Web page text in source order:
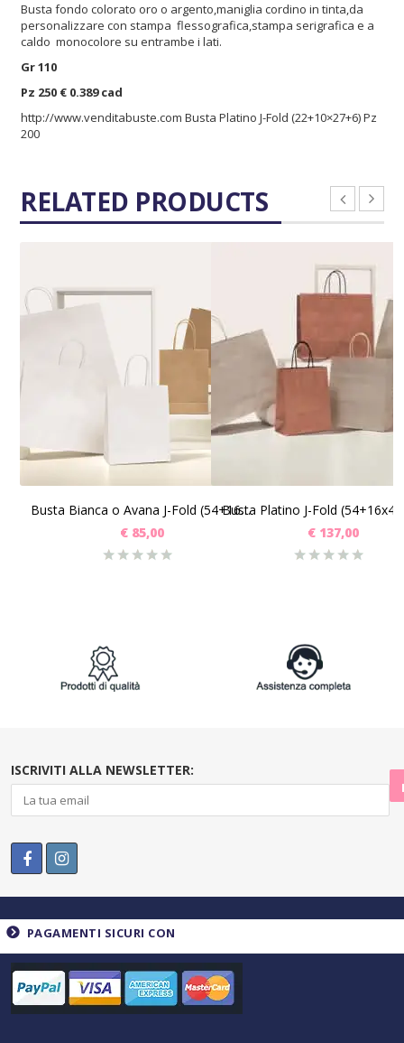
Busta fondo colorato oro o argento,maniglia cordino in tinta,da
personalizzare con stampa flessografica,stampa serigrafica e a
caldo monocolore su entrambe i lati.
Gr 110
Pz 250 € 0.389 cad
http://www.venditabuste.com Busta Platino J-Fold (22+10×27+6) Pz
200
RELATED PRODUCTS
SCEGLI
Busta Bianca o Avana J-Fold (54+16x43+6) Pz 100
€85,00
SCEGLI
€137,00
ISCRIVITI ALLA NEWSLETTER:
PAGAMENTI SICURI CON